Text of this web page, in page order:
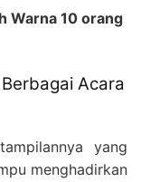
Warna 10 orang
Acara
yang
menghadirkan